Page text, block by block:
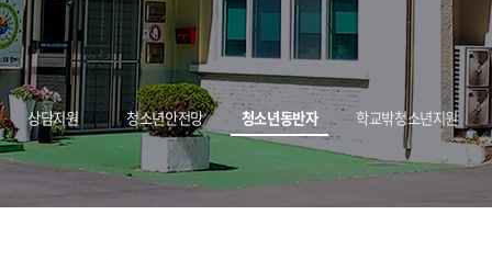
상담지원 청소년안전망 청소년동반자 학교밖청소년지원